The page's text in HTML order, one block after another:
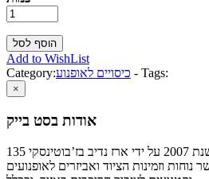
Add to WishList
Category:כיסויים לאופנוע - Tags:
×
אודות בסט בייק
בסט בייק סנטר הוקמה בשנת 2007 על ידי ארז נדיב בז’בוטינסקי 135
וזמינות הציוד ואביזרים לאופנועים